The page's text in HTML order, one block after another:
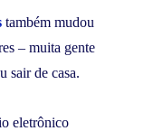
também mudou
– muita gente
sair de casa.
eletrônico